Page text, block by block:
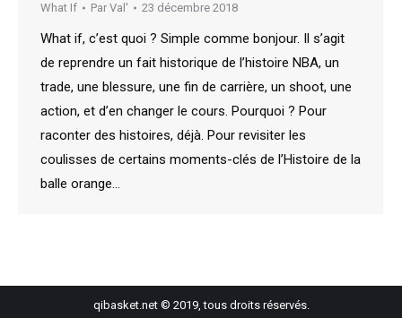
What If Par Val' 23 décembre 2018
What if, c’est quoi ? Simple comme bonjour. Il s’agit
de reprendre un fait historique de l’histoire NBA, un
trade, une blessure, une fin de carrière, un shoot, une
action, et d’en changer le cours. Pourquoi ? Pour
raconter des histoires, déjà. Pour revisiter les
coulisses de certains moments-clés de l’Histoire de la
balle orange…
qibasket.net © 2019, tous droits réservés.